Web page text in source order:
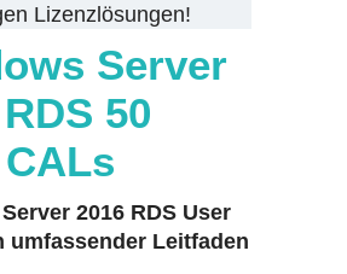
Lizenzlösungen!
Server
50
2016 RDS User
umfassender Leitfaden